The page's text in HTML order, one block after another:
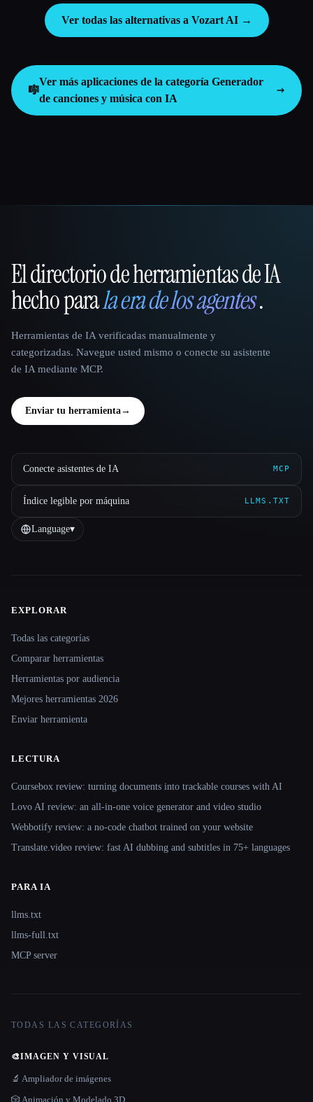
Ver todas las alternativas a Vozart AI →
🎼
Ver más aplicaciones de la categoría Generador
de canciones y música con IA
That AI Collection
El directorio de herramientas de IA
hecho parala era de los agentes.
Herramientas de IA verificadas manualmente y
categorizadas. Navegue usted mismo o conecte su asistente
de IA mediante MCP.
Enviar tu herramienta→
Conecte asistentes de IA MCP
Índice legible por máquina LLMS.TXT
Language▾
Site navigation
EXPLORAR
Todas las categorías
Comparar herramientas
Herramientas por audiencia
Mejores herramientas 2026
Enviar herramienta
LECTURA
Coursebox review: turning documents into trackable courses with AI
Lovo AI review: an all-in-one voice generator and video studio
Webbotify review: a no-code chatbot trained on your website
Translate.video review: fast AI dubbing and subtitles in 75+ languages
PARA IA
llms.txt
llms-full.txt
MCP server
TODAS LAS CATEGORÍAS
🎨IMAGEN Y VISUAL
🔬 Ampliador de imágenes
🎲 Animación y Modelado 3D